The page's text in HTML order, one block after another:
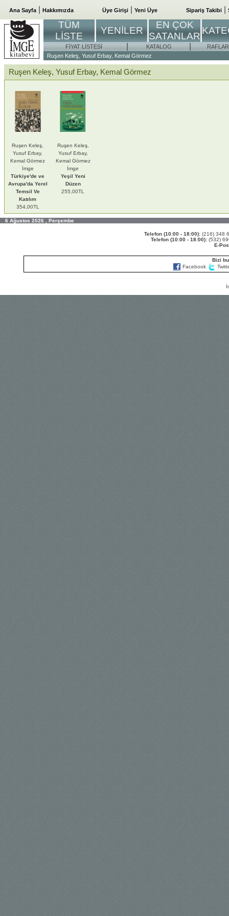
Ana Sayfa Hakkımızda Üye Girişi Yeni Üye Sipariş Takibi
TÜM
LİSTE
YENİLER
EN ÇOK
SATANLAR
FİYAT LİSTESİ KATALOG
RAFLAR
Ruşen Keleş, Yusuf Erbay, Kemal Görmez
Ruşen Keleş, Yusuf Erbay, Kemal Görmez
Ruşen Keleş,
Yusuf Erbay,
Kemal Görmez
İmge
Türkiye'de ve
Avrupa'da Yerel
Temsil Ve
Katılım
354,00TL
Ruşen Keleş,
Yusuf Erbay,
Kemal Görmez
İmge
Yeşil Yeni
Düzen
255,00TL
6 Ağustos 2026 , Perşembe
Telefon (10:00 - 18:00):(216)
Telefon (10:00 - 18:00): (532)
E-
Bizi
Facebook